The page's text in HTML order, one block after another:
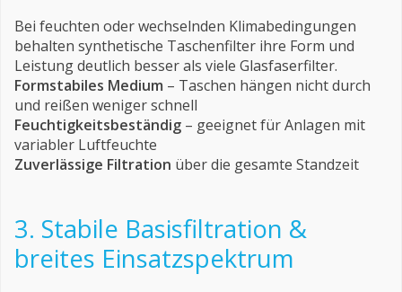
Bei feuchten oder wechselnden Klimabedingungen
behalten synthetische Taschenfilter ihre Form und
Leistung deutlich besser als viele Glasfaserfilter.
Formstabiles Medium – Taschen hängen nicht durch
und reißen weniger schnell
Feuchtigkeitsbeständig – geeignet für Anlagen mit
variabler Luftfeuchte
Zuverlässige Filtration über die gesamte Standzeit
3. Stabile Basisfiltration &
breites Einsatzspektrum